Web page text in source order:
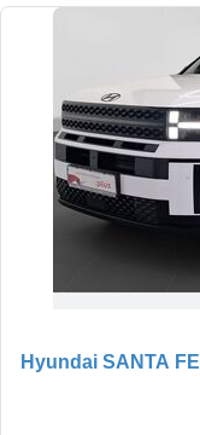
Hyundai SANTA FE